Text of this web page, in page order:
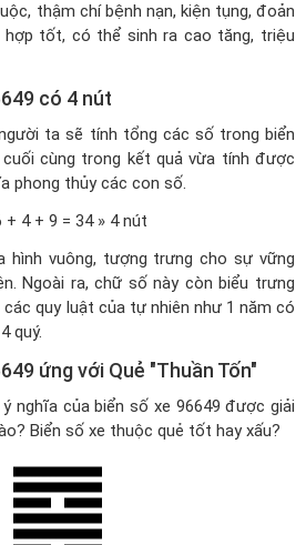
thậm chí bệnh nạn, kiện tụng, đoản
hợp tốt, có thể sinh ra cao tăng, triệu
có 4 nút
ta sẽ tính tổng các số trong biển
cùng trong kết quả vừa tính được
phong thủy các con số.
4 + 9 = 34 » 4 nút
hình vuông, tượng trưng cho sự vững
Ngoài ra, chữ số này còn biểu trưng
quy luật của tự nhiên như 1 năm có
quý.
ứng với Quẻ "Thuần Tốn"
ý nghĩa của biển số xe 96649 được giải
Biển số xe thuộc quẻ tốt hay xấu?